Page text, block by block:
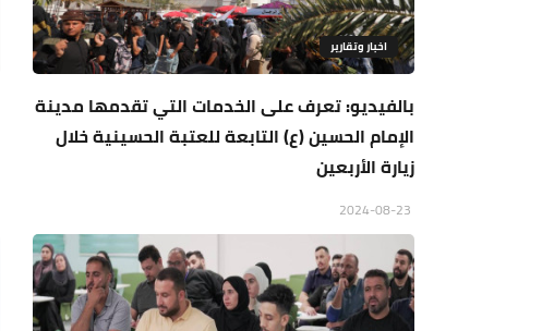
اخبار وتقارير
بالفيديو: تعرف على الخدمات التي تقدمها مدينة
الإمام الحسين (ع) التابعة للعتبة الحسينية خلال
زيارة الأربعين